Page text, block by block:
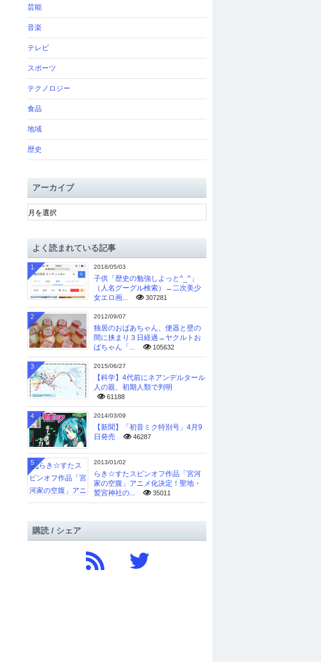
芸能
音楽
テレビ
スポーツ
テクノロジー
食品
地域
歴史
アーカイブ
ア
ー
ブよく読まれている記事
2018/05/03
子供「歴史の勉強しよっと^_^」
（人名グーグル検索）→二次美少
女エロ画...
307281
1
2012/09/07
独居のおばあちゃん、便器と壁の
間に挟まり３日経過→ヤクルトお
ばちゃん「...
105632
2
2015/06/27
【科学】4代前にネアンデルタール
人の親、初期人類で判明
61188
3
2014/03/09
【新聞】「初音ミク特別号」4月9
日発売
46287
4
2013/01/02
らき☆すたスピンオフ作品「宮河
家の空腹」アニメ化決定！聖地・
鷲宮神社の...
35011
5
購読 / シェア